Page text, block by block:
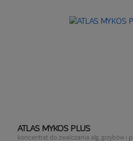
ATLAS MYKOS PLUS
koncentrat do zwalczania alg, grzybów i